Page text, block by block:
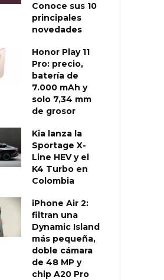
Conoce sus 10
principales
novedades
Honor Play 11
Pro: precio,
batería de
7.000 mAh y
solo 7,34 mm
de grosor
Kia lanza la
Sportage X-
Line HEV y el
K4 Turbo en
Colombia
iPhone Air 2:
filtran una
Dynamic Island
más pequeña,
doble cámara
de 48 MP y
chip A20 Pro